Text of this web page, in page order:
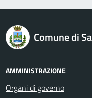
logo Unione Europea
Comune di
AMMINISTRAZIONE
Organi di governo